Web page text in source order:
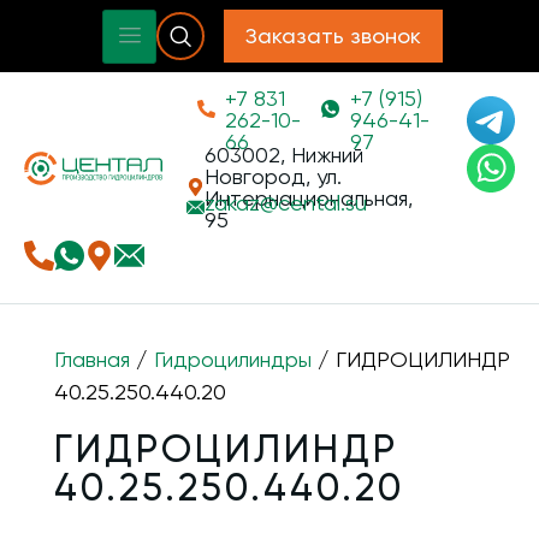
Заказать звонок
+7 831
262-10-
66
+7 (915)
946-41-
97
603002, Нижний
Новгород, ул.
Интернациональная,
95
zakaz@cental.su
Главная / Гидроцилиндры / ГИДРОЦИЛИНДР
40.25.250.440.20
ГИДРОЦИЛИНДР
40.25.250.440.20